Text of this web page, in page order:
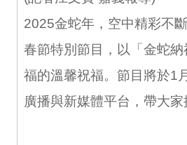
2025金蛇年，空中精彩不
春節特別節目，以「金蛇
福的溫馨祝福。節目將於1
廣播與新媒體平台，帶大